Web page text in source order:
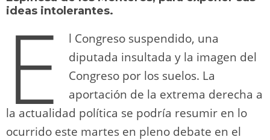
n
p
k
ideas intolerantes.
E
l Congreso suspendido, una
diputada insultada y la imagen del
Congreso por los suelos. La
aportación de la extrema derecha a
la actualidad política se podría resumir en lo
ocurrido este martes en pleno debate en el